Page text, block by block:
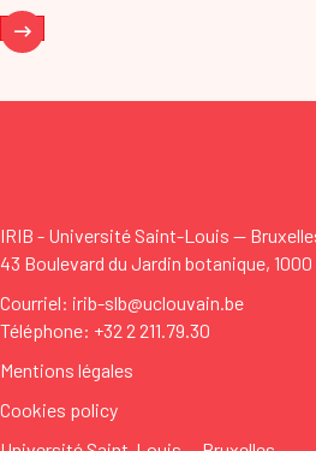
IRIB - Université Saint-Louis —
43 Boulevard du Jardin botanique, 1000
Courriel: irib-slb@uclouvain.be
Téléphone: +32 2 211.79.30
Mentions légales
Cookies policy